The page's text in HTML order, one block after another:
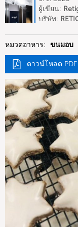
ผู้เขียน:
Deutschland
บริษัท:
หมวดอาหาร: ขนมอบ
ดาวน์โหลด PDF